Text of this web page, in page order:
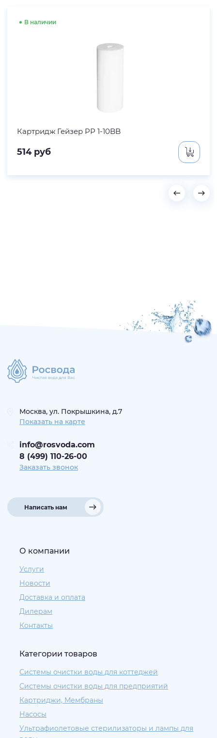
В наличии
Картридж Гейзер PP 1-10BB
514руб
Москва, ул. Покрышкина, д.7
Показать на карте
info@rosvoda.com
8 (499) 110-26-00
Заказать звонок
Написать нам
О компании
Услуги
Новости
Доставка и оплата
Дилерам
Контакты
Категории товаров
Системы очистки воды для коттеджей
Системы очистки воды для предприятий
Картриджи, Мембраны
Насосы
Ультрафиолетовые стерилизаторы и лампы для